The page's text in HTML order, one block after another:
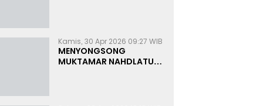
Kamis, 30 Apr 2026 09:27 WIB
MENYONGSONG
MUKTAMAR NAHDLATUL